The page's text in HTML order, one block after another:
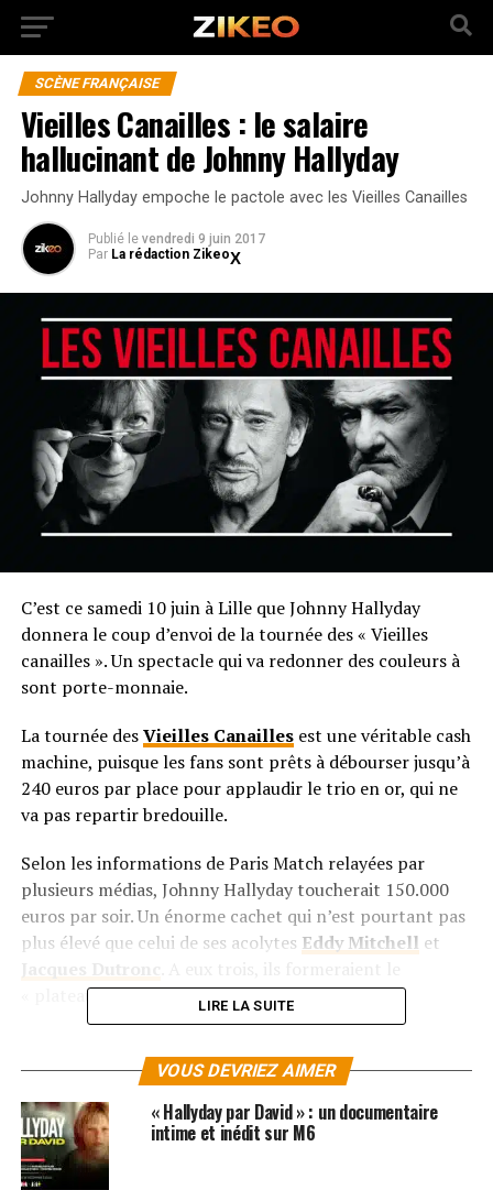
SCÈNE FRANÇAISE
Vieilles Canailles : le salaire
hallucinant de Johnny Hallyday
Johnny Hallyday empoche le pactole avec les Vieilles Canailles
Publié le vendredi 9 juin 2017
Par La rédaction Zikeo
C’est ce samedi 10 juin à Lille que Johnny Hallyday
donnera le coup d’envoi de la tournée des « Vieilles
canailles ». Un spectacle qui va redonner des couleurs à
sont porte-monnaie.
La tournée desVieilles Canaillesest une véritable cash
machine, puisque les fans sont prêts à débourser jusqu’à
240 euros par place pour applaudir le trio en or, qui ne
va pas repartir bredouille.
Selon les informations de Paris Match relayées par
plusieurs médias, Johnny Hallyday toucherait 150.000
euros par soir. Un énorme cachet qui n’est pourtant pas
plus élevé que celui de ses acolytes Eddy Mitchell et
« plateau le plus cher du marché actuel ».
d’autre choix que de donner de la voix. « Nous allons être
à 90 % de remplissage, et près de 150 000 billets
vendus« , explique la production du concert au site du
Parisien. Un beau succès en perspective.
LIRE LA SUITE
VOUS DEVRIEZ AIMER
« Hallyday par David » : un documentaire
intime et inédit sur M6